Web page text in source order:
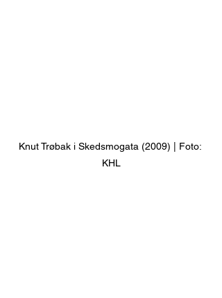
Knut Trøbak i Skedsmogata (2009) | Foto:
KHL